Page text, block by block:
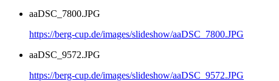
aaDSC_7800.JPG
https://berg-cup.de/images/slideshow/aaDSC_7800.JPG
aaDSC_9572.JPG
https://berg-cup.de/images/slideshow/aaDSC_9572.JPG